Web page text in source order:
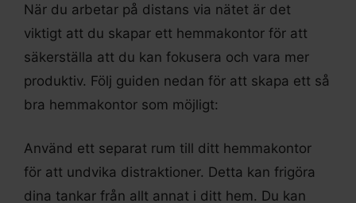
När du arbetar på distans via nätet är det
viktigt att du skapar ett hemmakontor för att
säkerställa att du kan fokusera och vara mer
produktiv. Följ guiden nedan för att skapa ett så
bra hemmakontor som möjligt:
Använd ett separat rum till ditt hemmakontor
för att undvika distraktioner. Detta kan frigöra
dina tankar från allt annat i ditt hem. Du kan